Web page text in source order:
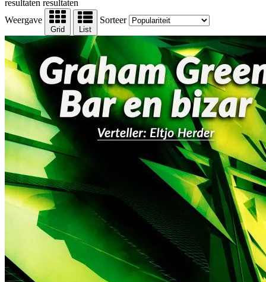
resultaten resultaten
Weergave
Grid List
Sorteer